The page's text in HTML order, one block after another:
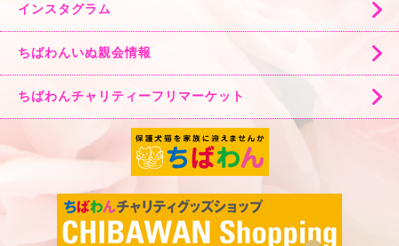
インスタグラム
ちばわんいぬ親会情報
ちばわんチャリティーフリマーケット